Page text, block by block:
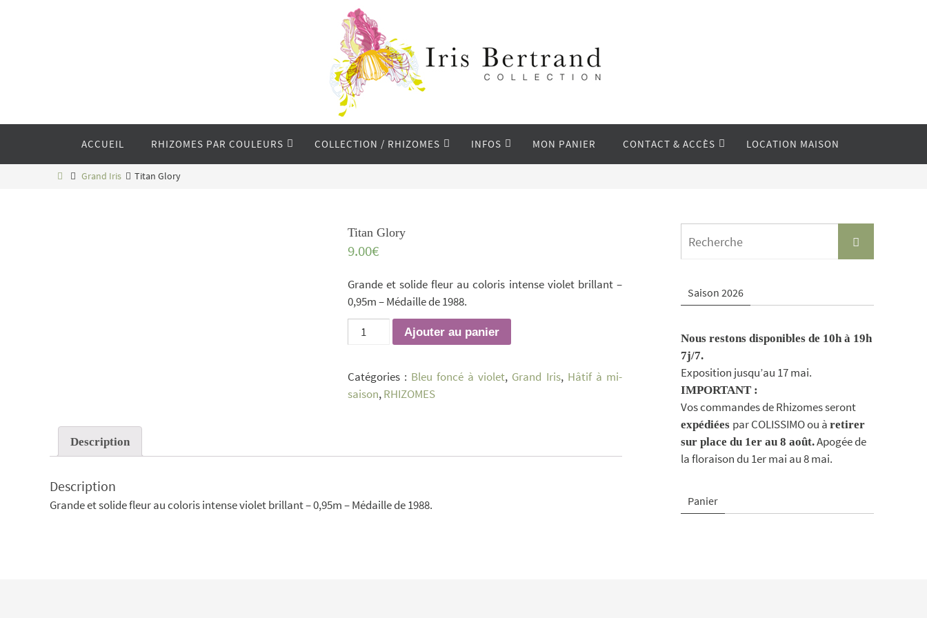
ACCUEIL RHIZOMES PAR COULEURS COLLECTION / RHIZOMES INFOS MON PANIER CONTACT & ACCÈS LOCATION MAISON
HomeGrand Iris Titan Glory
Titan Glory
9.00€
Grande et solide fleur au coloris intense violet brillant –
0,95m – Médaille de 1988.
quantité
de
Glory
Ajouter au panier
Catégories : Bleu foncé à violet, Grand Iris, Hâtif à mi-
saison,RHIZOMES
Description
Description
Grande et solide fleur au coloris intense violet brillant – 0,95m – Médaille de 1988.
Recherche
Saison 2026
Nous restons disponibles de 10h à 19h
7j/7.
Exposition jusqu’au 17 mai.
IMPORTANT :
Vos commandes de Rhizomes seront
expédiées par COLISSIMO ou à retirer
sur place du 1er au 8 août.Apogée de
la floraison du 1er mai au 8 mai.
Panier